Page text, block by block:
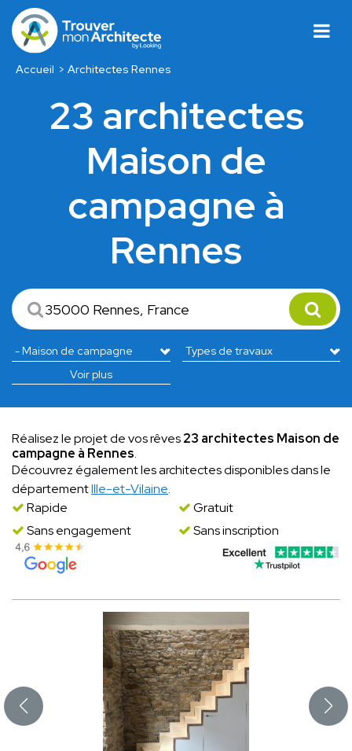
Accueil Architectes Rennes
23 architectes
Maison de
campagne à
Rennes
Voir plus
Réalisez le projet de vos rêves23 architectes Maison de
campagne à Rennes.
Découvrez également les architectes disponibles dans le
départementIlle-et-Vilaine.
Rapide
Gratuit
Sans engagement
Sans inscription